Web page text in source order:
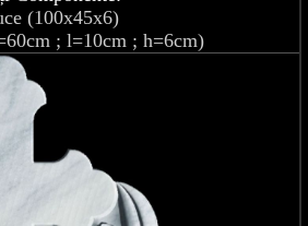
(100x45x6)
; l=10cm ; h=6cm)